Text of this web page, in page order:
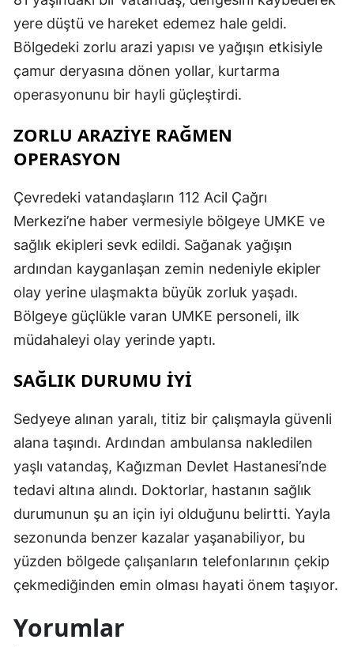
yere düştü ve hareket edemez hale geldi.
Bölgedeki zorlu arazi yapısı ve yağışın etkisiyle
çamur deryasına dönen yollar, kurtarma
operasyonunu bir hayli güçleştirdi.
ZORLU ARAZİYE RAĞMEN
OPERASYON
Çevredeki vatandaşların 112 Acil Çağrı
Merkezi’ne haber vermesiyle bölgeye UMKE ve
sağlık ekipleri sevk edildi. Sağanak yağışın
ardından kayganlaşan zemin nedeniyle ekipler
olay yerine ulaşmakta büyük zorluk yaşadı.
Bölgeye güçlükle varan UMKE personeli, ilk
müdahaleyi olay yerinde yaptı.
SAĞLIK DURUMU İYİ
Sedyeye alınan yaralı, titiz bir çalışmayla güvenli
alana taşındı. Ardından ambulansa nakledilen
yaşlı vatandaş, Kağızman Devlet Hastanesi’nde
tedavi altına alındı. Doktorlar, hastanın sağlık
durumunun şu an için iyi olduğunu belirtti. Yayla
sezonunda benzer kazalar yaşanabiliyor, bu
yüzden bölgede çalışanların telefonlarının çekip
çekmediğinden emin olması hayati önem taşıyor.
Yorumlar